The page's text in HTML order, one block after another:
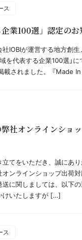
ス
企業100選」認定の
IOBIが運営する地方創生
を代表する企業100選」に
載されました。 『Made
社オンラインショ
てをいただき、誠にあり
オンラインショップ出荷
に関しましては、以下
けいたしますが […]
ス